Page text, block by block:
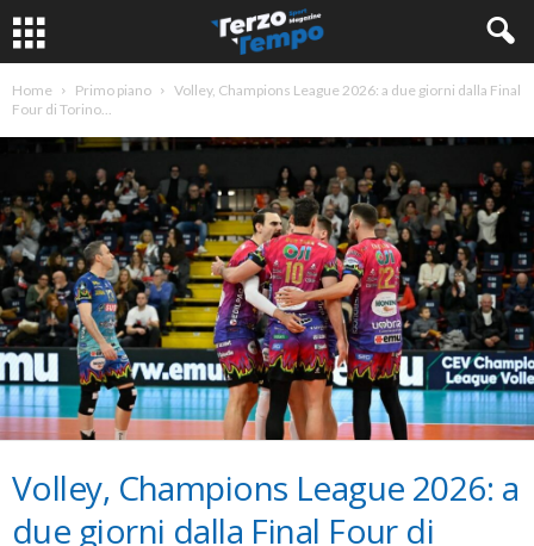
Home Primo piano
Volley, Champions League 2026: a due giorni dalla Final
Four di Torino...
Volley, Champions League 2026: a
due giorni dalla Final Four di